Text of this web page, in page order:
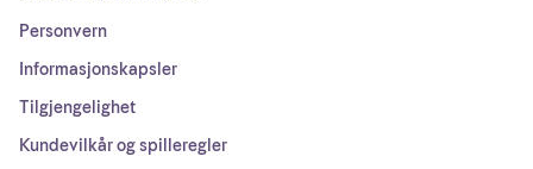
Personvern
Informasjonskapsler
Tilgjengelighet
Kundevilkår og spilleregler